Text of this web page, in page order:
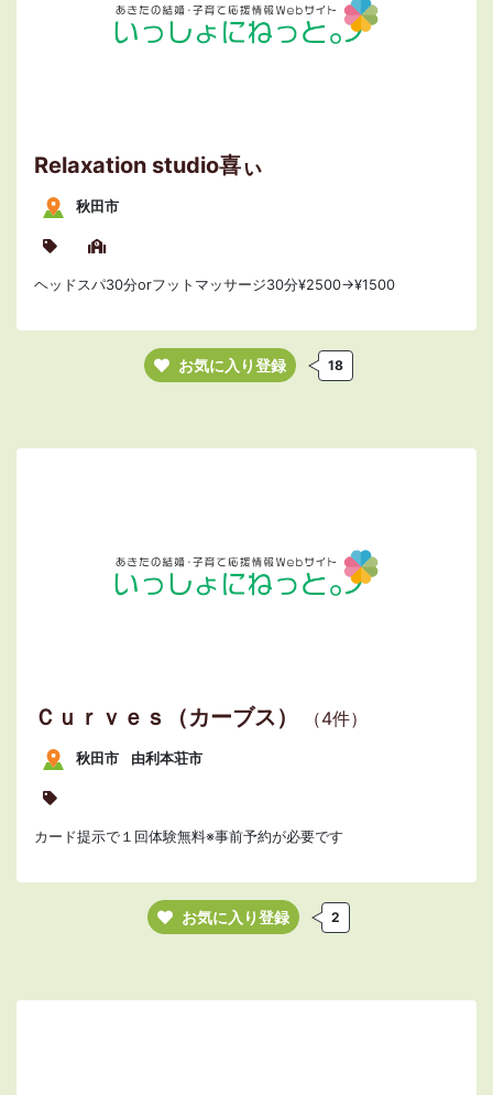
Relaxation studio喜ぃ
秋田市
ヘッドスパ30分orフットマッサージ30分¥2500→¥1500
お気に入り登録 18
Ｃｕｒｖｅｓ（カーブス） （4件）
秋田市 由利本荘市
カード提示で１回体験無料※事前予約が必要です
お気に入り登録 2